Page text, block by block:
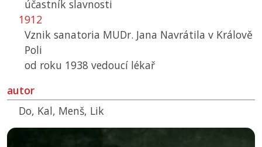
účastník slavnosti
1912
Vznik sanatoria MUDr. Jana Navrátila v Králově
Poli
od roku 1938 vedoucí lékař
autor
Do, Kal, Menš, Lik